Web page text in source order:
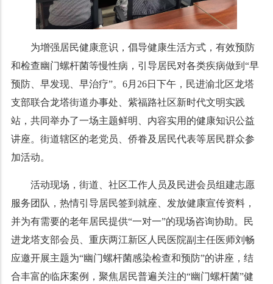
为增强居民健康意识，倡导健康生活方式，有效预防
和检查幽门螺杆菌等慢性病，引导居民对各类疾病做到“早
预防、早发现、早治疗”。6月26日下午，民进渝北区龙塔
支部联合龙塔街道办事处、紫福路社区新时代文明实践
站，共同举办了一场主题鲜明、内容实用的健康知识公益
讲座。街道辖区的老党员、侨眷及居民代表等居民群众参
加活动。
活动现场，街道、社区工作人员及民进会员组建志愿
服务团队，热情引导居民签到就座、发放健康宣传资料，
并为有需要的老年居民提供“一对一”的现场咨询协助。民
进龙塔支部会员、重庆两江新区人民医院副主任医师刘畅
应邀开展主题为“幽门螺杆菌感染检查和预防”的讲座，结
合丰富的临床案例，聚焦居民普遍关注的“幽门螺杆菌”健